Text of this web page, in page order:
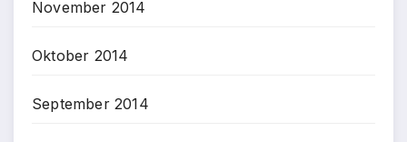
November 2014
Oktober 2014
September 2014